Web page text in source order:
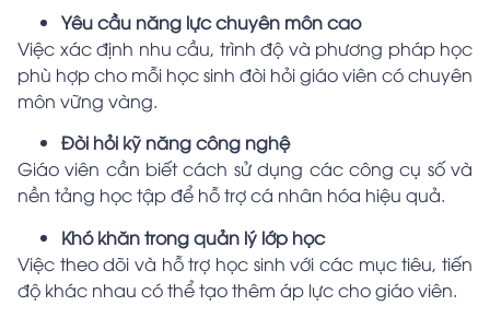
Yêu cầu năng lực chuyên môn cao
Việc xác định nhu cầu, trình độ và phương pháp học
phù hợp cho mỗi học sinh đòi hỏi giáo viên có chuyên
môn vững vàng.
Đòi hỏi kỹ năng công nghệ
Giáo viên cần biết cách sử dụng các công cụ số và
nền tảng học tập để hỗ trợ cá nhân hóa hiệu quả.
Khó khăn trong quản lý lớp học
Việc theo dõi và hỗ trợ học sinh với các mục tiêu, tiến
độ khác nhau có thể tạo thêm áp lực cho giáo viên.